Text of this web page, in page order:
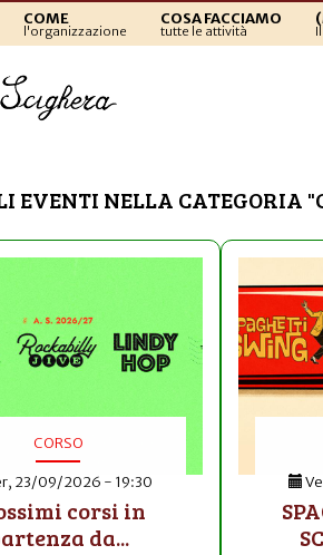
COME
l'organizzazione
COSA FACCIAMO
tutte le attività
EVENTI NELLA CATEGORIA
CORSO
23/09/2026 - 19:30
corsi in
da...